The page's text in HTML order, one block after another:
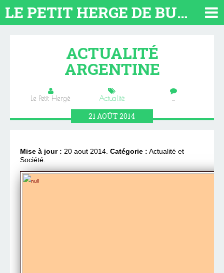
LE PETIT HERGE DE BUENOS AIRES 2026. TOUT SUR L'ARGENTINE
ACTUALITÉ
ARGENTINE
Le Petit Hergé Actualité …
21AOÛT2014
Mise à jour : 20 aout 2014. Catégorie : Actualité et
Société.